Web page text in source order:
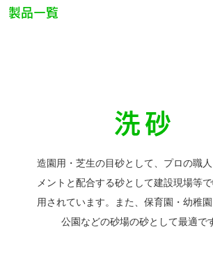
​製品一覧
洗砂
造園用・芝生の目砂として、プロの職
メントと配合する砂として建設現場等
用されています。また、保育園・幼稚園
公園などの砂場の砂として最適で